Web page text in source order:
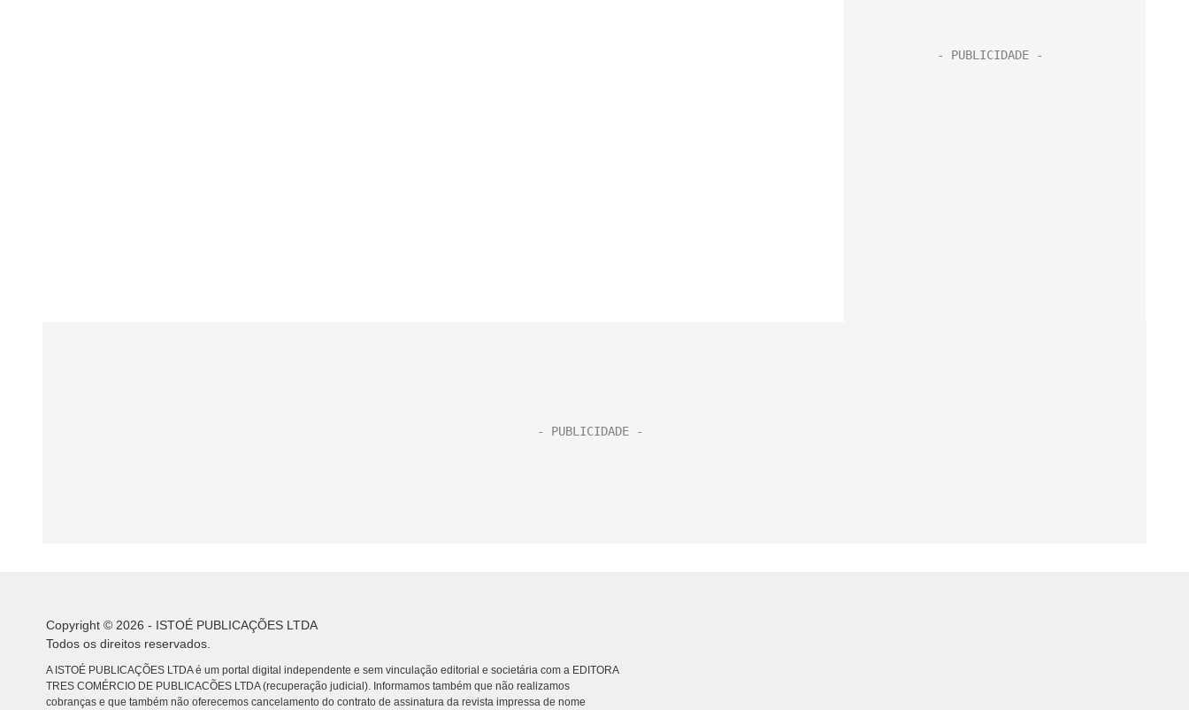
Copyright © 2026 - ISTOÉ PUBLICAÇÕES LTDA
Todos os direitos reservados.
A ISTOÉ PUBLICAÇÕES LTDA é um portal digital independente e sem vinculação editorial e societária com a EDITORA
TRES COMÉRCIO DE PUBLICACÕES LTDA (recuperação judicial). Informamos também que não realizamos
cobranças e que também não oferecemos cancelamento do contrato de assinatura da revista impressa de nome